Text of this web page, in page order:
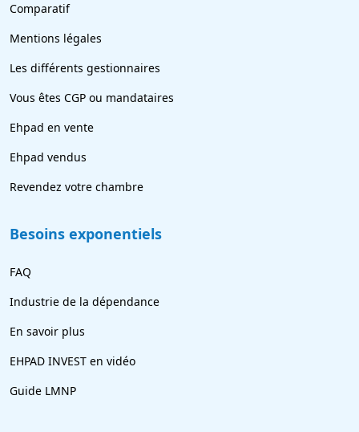
Comparatif
Mentions légales
Les différents gestionnaires
Vous êtes CGP ou mandataires
Ehpad en vente
Ehpad vendus
Revendez votre chambre
Besoins exponentiels
FAQ
Industrie de la dépendance
En savoir plus
EHPAD INVEST en vidéo
Guide LMNP